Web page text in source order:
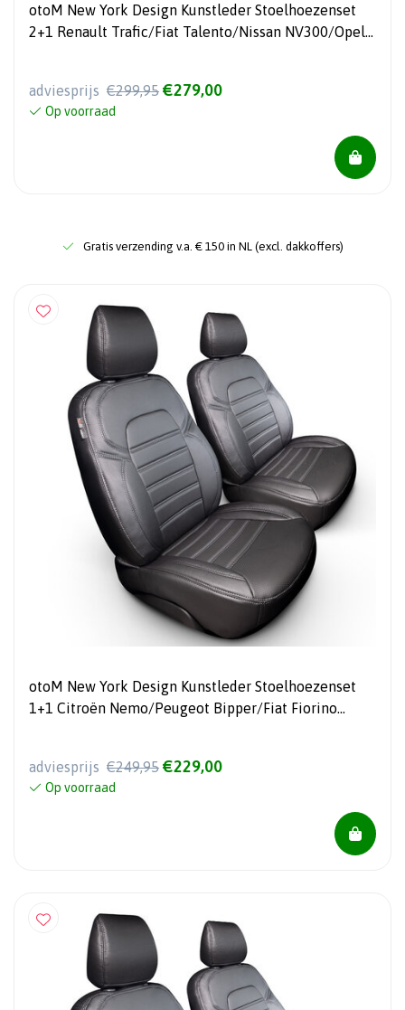
otoM New York Design Kunstleder Stoelhoezenset
2+1 Renault Trafic/Fiat Talento/Nissan NV300/Opel
adviesprijs €299,95 €279,00
Op voorraad
Gratis verzending v.a. € 150 in NL (excl. dakkoffers)
otoM New York Design Kunstleder Stoelhoezenset
1+1 Citroën Nemo/Peugeot Bipper/Fiat Fiorino
adviesprijs €249,95 €229,00
Op voorraad